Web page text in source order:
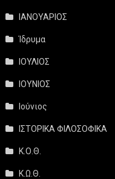
ΙΑΝΟΥΑΡΙΟΣ
Ίδρυμα
ΙΟΥΛΙΟΣ
ΙΟΥΝΙΟΣ
Ιούνιος
ΙΣΤΟΡΙΚΑ ΦΙΛΟΣΟΦΙΚΑ
Κ.Ο.Θ.
Κ.Ω.Θ.